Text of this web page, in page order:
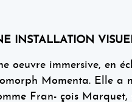
INSTALLATION
oeuvre immersive, en
Momenta. Elle a
Fran- çois